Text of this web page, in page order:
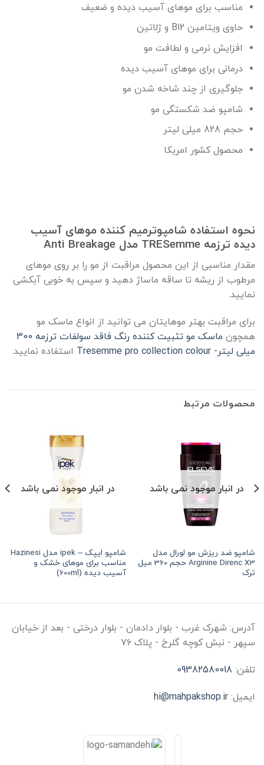
مناسب برای موهای آسیب دیده و ضعیف
حاوی ویتامین B12 و ژلاتین
افزایش نرمی و لطافت مو
درمانی برای موهای آسیب دیده
جلوگیری از چند شاخه شدن مو
شامپو ضد شکستگی مو
حجم 828 میلی لیتر
محصول کشور امریکا
نحوه استفاده شامپوترمیم کننده موهای آسیب
دیده ترزمه TRESemme مدل Anti Breakage
مقدار مناسبی از این محصول مراقبت از مو را بر روی موهای
مرطوب از ریشه تا ساقه ماساژ دهید و سپس به خوبی آبکشی
نمایید.
برای مراقبت بهتر موهایتان می توانید از انواع ماسک مو
همچون
ماسک مو تثبیت کننده رنگ فاقد سولفات ترزمه 300
میلی لیتر- Tresemme pro collection colour
استفاده نمایید.
محصولات مرتبط
در انبار موجود نمی باشد
شامپو ضد ریزش مو لورال مدل
Arginine Direnc X3 حجم 360 میل
ترک
در انبار موجود نمی باشد
شامپو ایپک – ipek مدل Hazinesi
مناسب برای موهای خشک و
آسیب دیده (600ml)
آدرس: شهرک غرب - بلوار دادمان - بلوار درختی - بعد از خیابان
سپهر - نبش کوچه گلرخ - پلاک ۷۶
تلفن: 09382580018
ایمیل: hi@mahpakshop.ir